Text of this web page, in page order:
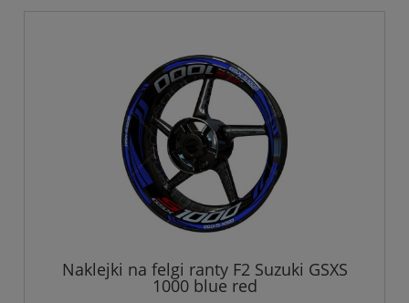
Naklejki na felgi ranty F2 Suzuki GSXS
1000 blue red